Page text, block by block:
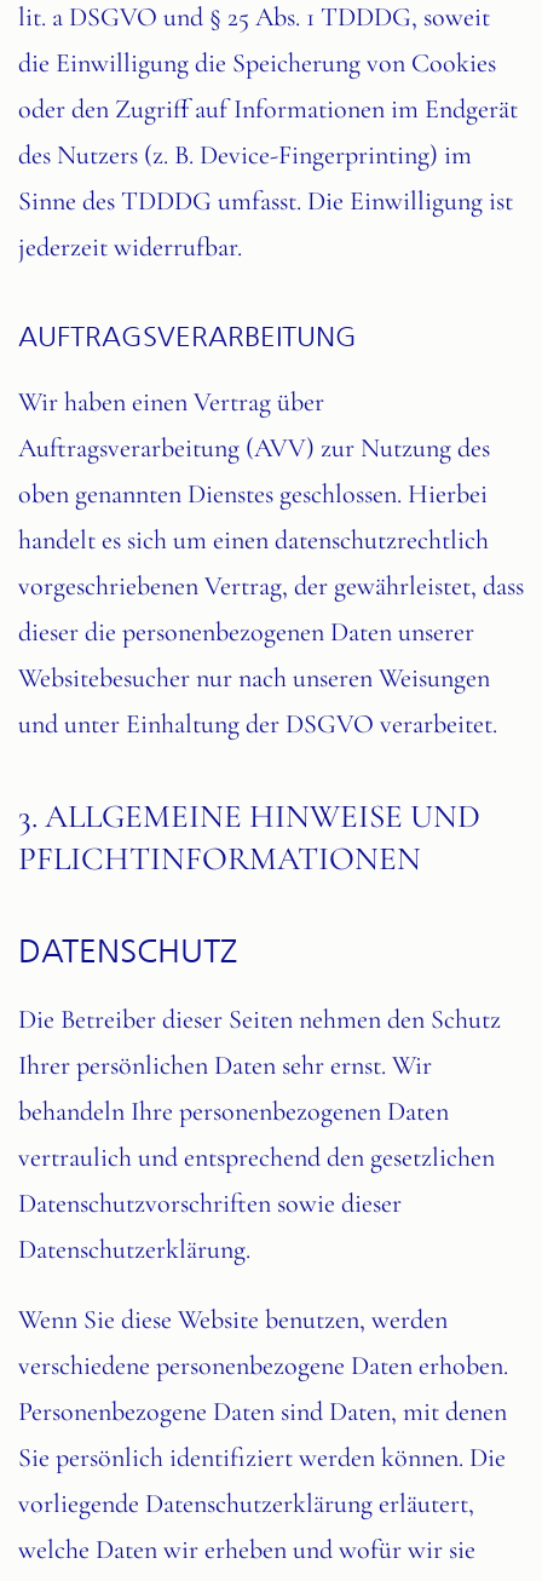
lit. a DSGVO und § 25 Abs. 1 TDDDG, soweit
die Einwilligung die Speicherung von Cookies
oder den Zugriff auf Informationen im Endgerät
des Nutzers (z. B. Device-Fingerprinting) im
Sinne des TDDDG umfasst. Die Einwilligung ist
jederzeit widerrufbar.
AUFTRAGSVERARBEITUNG
Wir haben einen Vertrag über
Auftragsverarbeitung (AVV) zur Nutzung des
oben genannten Dienstes geschlossen. Hierbei
handelt es sich um einen datenschutzrechtlich
vorgeschriebenen Vertrag, der gewährleistet, dass
dieser die personenbezogenen Daten unserer
Websitebesucher nur nach unseren Weisungen
und unter Einhaltung der DSGVO verarbeitet.
3. ALLGEMEINE HINWEISE UND
PFLICHT­INFORMATIONEN
DATENSCHUTZ
Die Betreiber dieser Seiten nehmen den Schutz
Ihrer persönlichen Daten sehr ernst. Wir
behandeln Ihre personenbezogenen Daten
vertraulich und entsprechend den gesetzlichen
Datenschutzvorschriften sowie dieser
Datenschutzerklärung.
Wenn Sie diese Website benutzen, werden
verschiedene personenbezogene Daten erhoben.
Personenbezogene Daten sind Daten, mit denen
Sie persönlich identifiziert werden können. Die
vorliegende Datenschutzerklärung erläutert,
welche Daten wir erheben und wofür wir sie